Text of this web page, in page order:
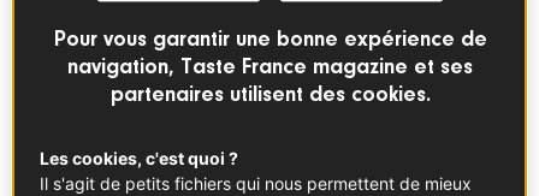
Anjou AOP
Voir la fiche
AOP Cremant de Loire
Voir la fiche
Pour vous garantir une bonne expérience de
navigation, Taste France magazine et ses
partenaires utilisent des cookies.
Les cookies, c'est quoi ?
Il s'agit de petits fichiers qui nous permettent de mieux